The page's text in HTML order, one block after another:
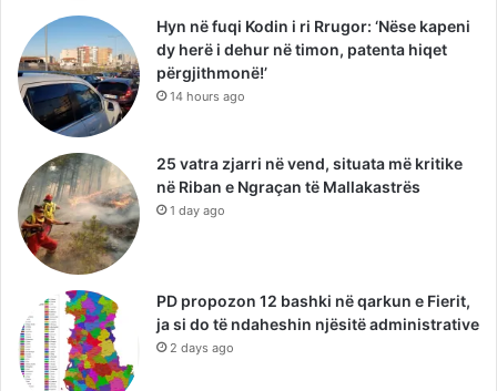
Hyn në fuqi Kodin i ri Rrugor: ‘Nëse kapeni
dy herë i dehur në timon, patenta hiqet
përgjithmonë!’
14 hours ago
25 vatra zjarri në vend, situata më kritike
në Riban e Ngraçan të Mallakastrës
1 day ago
PD propozon 12 bashki në qarkun e Fierit,
ja si do të ndaheshin njësitë administrative
2 days ago